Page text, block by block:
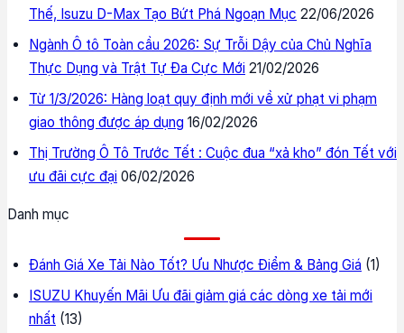
Thế, Isuzu D-Max Tạo Bứt Phá Ngoạn Mục 22/06/2026
Ngành Ô tô Toàn cầu 2026: Sự Trỗi Dậy của Chủ Nghĩa
Thực Dụng và Trật Tự Đa Cực Mới 21/02/2026
Từ 1/3/2026: Hàng loạt quy định mới về xử phạt vi phạm
giao thông được áp dụng 16/02/2026
Thị Trường Ô Tô Trước Tết : Cuộc đua “xả kho” đón Tết với
ưu đãi cực đại 06/02/2026
Danh mục
Đánh Giá Xe Tải Nào Tốt? Ưu Nhược Điểm & Bảng Giá (1)
ISUZU Khuyến Mãi Ưu đãi giảm giá các dòng xe tải mới
nhất (13)